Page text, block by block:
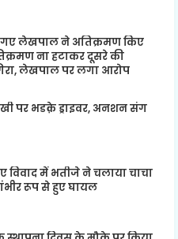
गए लेखपाल ने अतिक्रमण किए
ना हटाकर दूसरे की
लेखपाल पर लगा आरोप
पर भडक़े ड्राइवर, अनशन संग
विवाद में भतीजे ने चलाया चाचा
रूप से हुए घायल